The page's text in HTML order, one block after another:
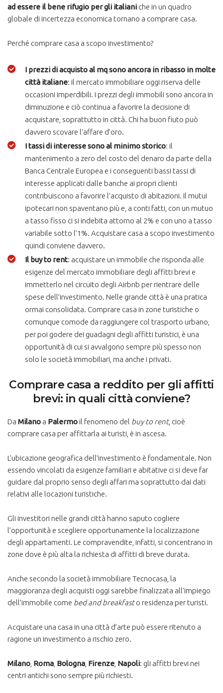
ad essere il bene rifugio per gli italiani che in un quadro
globale di incertezza economica tornano a comprare casa.
Perché comprare casa a scopo investimento?
I prezzi di acquisto al mq sono ancora in ribasso in molte
città italiane: il mercato immobiliare oggi riserva delle
occasioni imperdibili. I prezzi degli immobili sono ancora in
diminuzione e ciò continua a favorire la decisione di
acquistare, soprattutto in città. Chi ha buon fiuto può
davvero scovare l’affare d’oro.
I tassi di interesse sono al minimo storico: il
mantenimento a zero del costo del denaro da parte della
Banca Centrale Europea e i conseguenti bassi tassi di
interesse applicati dalle banche ai propri clienti
contribuiscono a favorire l’acquisto di abitazioni. Il mutui
ipotecari non spaventano più e, a conti fatti, con un mutuo
a tasso fisso ci si indebita attorno al 2% e con uno a tasso
variabile sotto l’1%. Acquistare casa a scopo investimento
quindi conviene davvero.
Il buy to rent: acquistare un immobile che risponda alle
esigenze del mercato immobiliare degli affitti brevi e
immetterlo nel circuito degli Airbnb per rientrare delle
spese dell’investimento. Nelle grande città è una pratica
ormai consolidata. Comprare casa in zone turistiche o
comunque comode da raggiungere col trasporto urbano,
per poi godere dei guadagni degli affitti turistici, è una
opportunità di cui si avvalgono sempre più spesso non
solo le società immobiliari, ma anche i privati.
Comprare casa a reddito per gli affitti
brevi: in quali città conviene?
Da Milano a Palermoil fenomeno del buy to rent, cioè
comprare casa per affittarla ai turisti, è in ascesa.
L’ubicazione geografica dell’investimento è fondamentale. Non
essendo vincolati da esigenze familiari e abitative ci si deve far
guidare dal proprio senso degli affari ma soprattutto dai dati
relativi alle locazioni turistiche.
Gli investitori nelle grandi città hanno saputo cogliere
l’opportunità e scegliere opportunamente la localizzazione
degli appartamenti. Le compravendite, infatti, si concentrano in
zone dove è più alta la richiesta di affitti di breve durata.
Anche secondo la società immobiliare Tecnocasa, la
maggioranza degli acquisti oggi sarebbe finalizzata all’impiego
dell’immobile come bed and breakfasto residenza per turisti.
Acquistare una casa in una città d’arte può essere ritenuto a
ragione un investimento a rischio zero.
Milano Roma Bologna Firenze Napoli: gli affitti brevi nei
centri antichi sono sempre più richiesti.